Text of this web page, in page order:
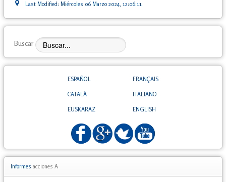
Last Modified: Miércoles 06 Marzo 2024, 12:06:11.
Buscar
ESPAÑOL
CATALÀ
EUSKARAZ
FRANÇAIS
ITALIANO
ENGLISH
Informes acciones A